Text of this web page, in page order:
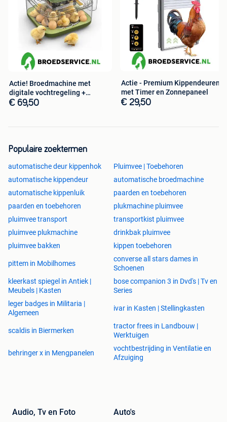
Actie! Broedmachine met
digitale vochtregeling +
BROEDEIEREN
€ 69,50
Actie - Premium Kippendeuren
met Timer en Zonnepaneel
€ 29,50
Populaire zoektermen
automatische deur kippenhok
Pluimvee | Toebehoren
automatische kippendeur
automatische broedmachine
automatische kippenluik
paarden en toebehoren
paarden en toebehoren
plukmachine pluimvee
pluimvee transport
transportkist pluimvee
pluimvee plukmachine
drinkbak pluimvee
pluimvee bakken
kippen toebehoren
pittem in Mobilhomes
converse all stars dames in
Schoenen
kleerkast spiegel in Antiek |
Meubels | Kasten
bose companion 3 in Dvd's | Tv en
Series
leger badges in Militaria |
Algemeen
ivar in Kasten | Stellingkasten
scaldis in Biermerken
tractor frees in Landbouw |
Werktuigen
behringer x in Mengpanelen
vochtbestrijding in Ventilatie en
Afzuiging
Audio, Tv en Foto Auto's